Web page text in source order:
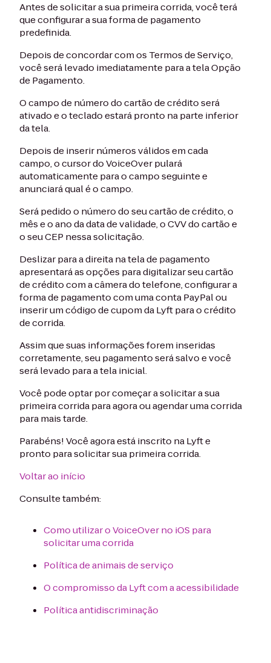
Antes de solicitar a sua primeira corrida, você terá
que configurar a sua forma de pagamento
predefinida.
Depois de concordar com os Termos de Serviço,
você será levado imediatamente para a tela Opção
de Pagamento.
O campo de número do cartão de crédito será
ativado e o teclado estará pronto na parte inferior
da tela.
Depois de inserir números válidos em cada
campo, o cursor do VoiceOver pulará
automaticamente para o campo seguinte e
anunciará qual é o campo.
Será pedido o número do seu cartão de crédito, o
mês e o ano da data de validade, o CVV do cartão e
o seu CEP nessa solicitação.
Deslizar para a direita na tela de pagamento
apresentará as opções para digitalizar seu cartão
de crédito com a câmera do telefone, configurar a
forma de pagamento com uma conta PayPal ou
inserir um código de cupom da Lyft para o crédito
de corrida.
Assim que suas informações forem inseridas
corretamente, seu pagamento será salvo e você
será levado para a tela inicial.
Você pode optar por começar a solicitar a sua
primeira corrida para agora ou agendar uma corrida
para mais tarde.
Parabéns! Você agora está inscrito na Lyft e
pronto para solicitar sua primeira corrida.
Voltar ao início
Consulte também:
Como utilizar o VoiceOver no iOS para
solicitar uma corrida
Política de animais de serviço
O compromisso da Lyft com a acessibilidade
Política antidiscriminação